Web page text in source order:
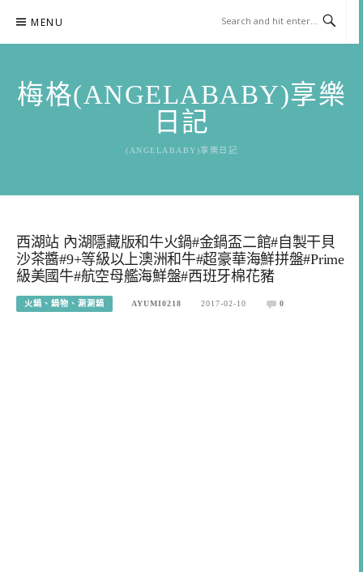
content
MENU
梅格(ANGELABABY)享樂
日記
(ANGELABABY)享樂日記
西湖站 內湖隱藏版和牛火鍋#金鍋盃二館#自製干貝
沙茶醬#9+等級以上澳洲和牛#超豪華海鮮拼盤#Prime
級美國牛#航空母艦海鮮盤#西班牙棉花豬
火鍋、鍋物、涮涮鍋 AYUMI0218 2017-02-10 0